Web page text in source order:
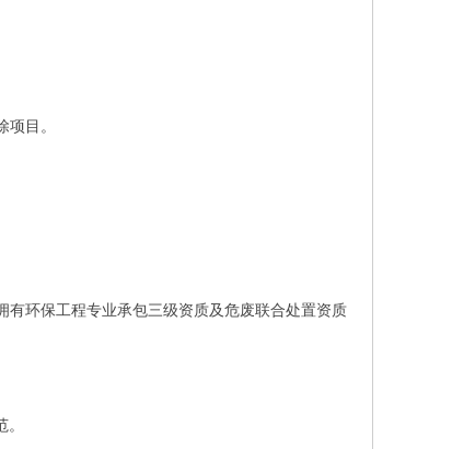
目。
环保工程专业承包三级资质及危废联合处置资质